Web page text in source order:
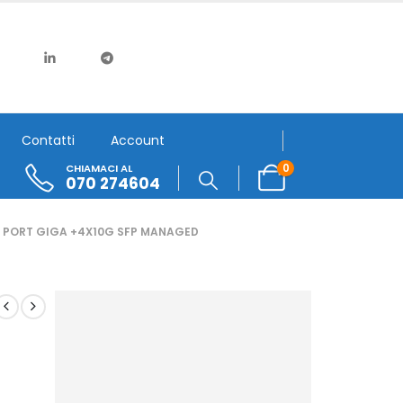
Contatti Account
CHIAMACI AL
070 274604
0
GIGA +4X10G SFP MANAGED